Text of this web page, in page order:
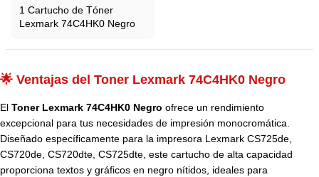
1 Cartucho de Tóner
Lexmark 74C4HK0 Negro
🌟 Ventajas del Toner Lexmark 74C4HK0 Negro
El Toner Lexmark 74C4HK0 Negro ofrece un rendimiento
excepcional para tus necesidades de impresión monocromática.
Diseñado específicamente para la impresora Lexmark CS725de,
CS720de, CS720dte, CS725dte, este cartucho de alta capacidad
proporciona textos y gráficos en negro nítidos, ideales para